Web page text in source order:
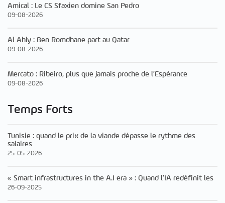
Amical : Le CS Sfaxien domine San Pedro
09-08-2026
Al Ahly : Ben Romdhane part au Qatar
09-08-2026
Mercato : Ribeiro, plus que jamais proche de l’Espérance
09-08-2026
Temps Forts
Tunisie : quand le prix de la viande dépasse le rythme des
salaires
25-05-2026
« Smart infrastructures in the A.I era » : Quand l’IA redéfinit les
26-09-2025